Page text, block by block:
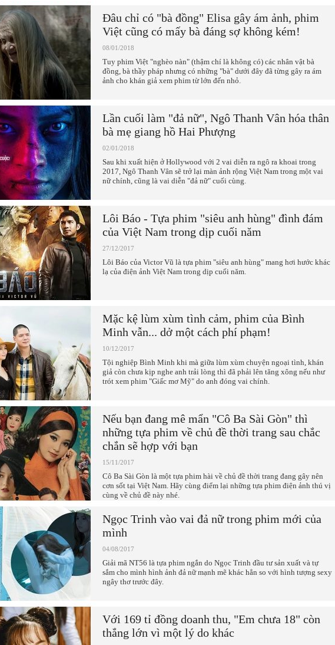
Đâu chỉ có "bà đồng" Elisa gây ám ảnh, phim
Việt cũng có mấy bà đáng sợ không kém!
08/01/2018
Tuy phim Việt "nghèo nàn" (thậm chí là không có) các nhân vật bà
đồng, bà thầy pháp nhưng có những "bà" dưới đây đã từng gây ra ám
ảnh cho khán giả xem phim từ lớn đến nhỏ.
Lần cuối làm "đả nữ", Ngô Thanh Vân hóa thân
bà mẹ giang hồ Hai Phượng
02/01/2018
Sau khi xuất hiện ở Hollywood với 2 vai diễn ra ngô ra khoai trong
2017, Ngô Thanh Vân sẽ trở lại màn ảnh rộng Việt Nam trong một vai
nữ chính, cũng là vai diễn "đả nữ" cuối cùng.
Lôi Báo - Tựa phim "siêu anh hùng" đình đám
của Việt Nam trong dịp cuối năm
27/12/2017
Lôi Báo của Victor Vũ là tựa phim "siêu anh hùng" mang hơi hước khác
lạ của điện ảnh Việt Nam trong dịp cuối năm.
Mặc kệ lùm xùm tình cảm, phim của Bình
Minh vẫn... dở một cách phí phạm!
10/12/2017
Tội nghiệp Bình Minh khi mà giữa lùm xùm chuyện ngoại tình, khán
giả còn chưa kịp nghe anh trải lòng thì đã phải lên tăng xông nếu như
trót xem phim "Giấc mơ Mỹ" do anh đóng vai chính.
Nếu bạn đang mê mẩn "Cô Ba Sài Gòn" thì
những tựa phim về chủ đề thời trang sau chắc
chắn sẽ hợp với bạn
15/11/2017
Cô Ba Sài Gòn là một tựa phim hài về chủ đề thời trang đang gây nên
cơn sốt tại Việt Nam. Hãy cùng điểm lại những tựa phim điện ảnh thú vị
cùng về chủ đề này nhé.
Ngọc Trinh vào vai đả nữ trong phim mới của
mình
04/08/2017
Giải mã NT56 là tựa phim ngắn do Ngọc Trinh đầu tư sản xuất và tự
sắm cho mình hình ảnh đả nữ mạnh mẽ khác hẳn so với hình tượng sexy
ngây thơ trước đây.
Với 169 tỉ đồng doanh thu, "Em chưa 18" còn
thắng lớn vì một lý do khác